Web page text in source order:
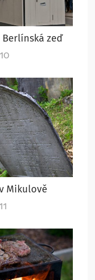
zeď
Mikulově